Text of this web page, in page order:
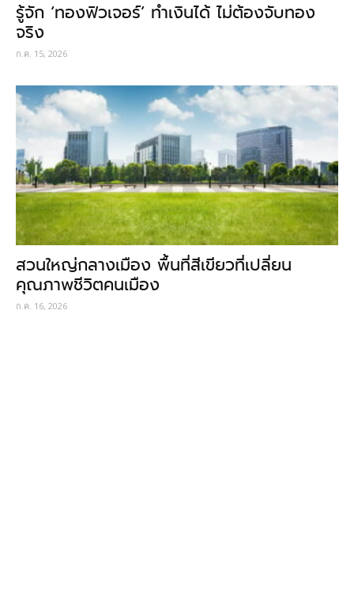
รู้จัก ‘ทองฟิวเจอร์’ ทำเงินได้ ไม่ต้องจับทอง
จริง
ก.ค. 15, 2026
สวนใหญ่กลางเมือง พื้นที่สีเขียวที่เปลี่ยน
คุณภาพชีวิตคนเมือง
ก.ค. 16, 2026